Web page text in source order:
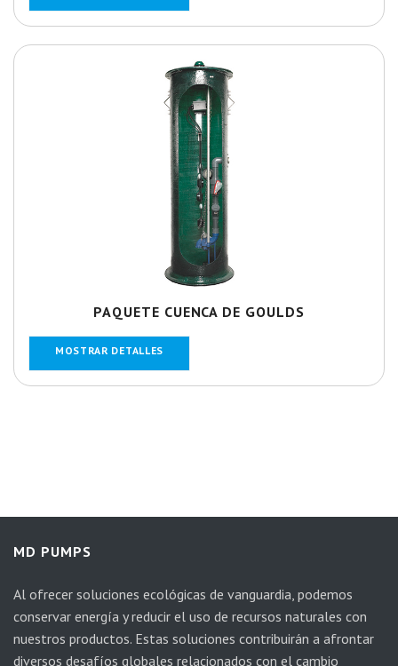
PAQUETE CUENCA DE GOULDS
MOSTRAR DETALLES
MD PUMPS
Al ofrecer soluciones ecológicas de vanguardia, podemos
conservar energía y reducir el uso de recursos naturales con
nuestros productos. Estas soluciones contribuirán a afrontar
diversos desafíos globales relacionados con el cambio